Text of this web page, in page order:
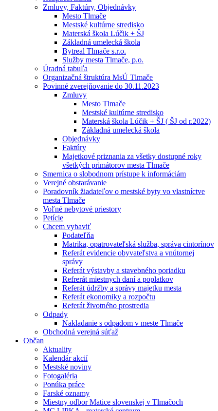
Zmluvy, Faktúry, Objednávky
Mesto Tlmače
Mestské kultúrne stredisko
Materská škola Lúčik + ŠJ
Základná umelecká škola
Bytreal Tlmače s.r.o.
Služby mesta Tlmače, p.o.
Úradná tabuľa
Organizačná štruktúra MsÚ Tlmače
Povinné zverejňovanie do 30.11.2023
Zmluvy
Mesto Tlmače
Mestské kultúrne stredisko
Materská škola Lúčik + ŠJ ( ŠJ od r.2022)
Základná umelecká škola
Objednávky
Faktúry
Majetkové priznania za všetky dostupné roky
všetkých primátorov mesta Tlmače
Smernica o slobodnom prístupe k informáciám
Verejné obstarávanie
Poradovník žiadateľov o mestské byty vo vlastníctve
mesta Tlmače
Voľné nebytové priestory
Petície
Chcem vybaviť
Podateľňa
Matrika, opatrovateľská služba, správa cintorínov
Referát evidencie obyvateľstva a vnútornej
správy
Referát výstavby a stavebného poriadku
Refrerát miestnych daní a poplatkov
Referát údržby a správy majetku mesta
Referát ekonomiky a rozpočtu
Referát životného prostredia
Odpady
Nakladanie s odpadom v meste Tlmače
Obchodná verejná súťaž
Občan
Aktuality
Kalendár akcií
Mestské noviny
Fotogaléria
Ponúka práce
Farské oznamy
Miestny odbor Matice slovenskej v Tlmačoch